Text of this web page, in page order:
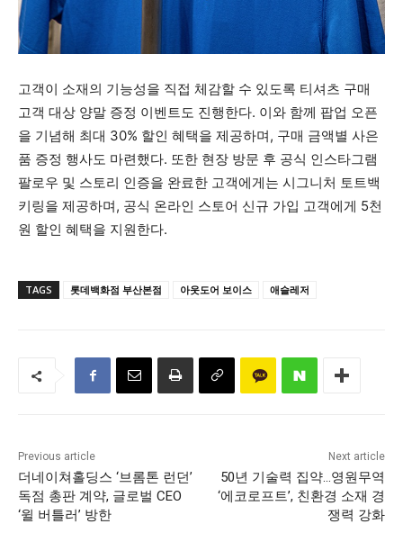
고객이 소재의 기능성을 직접 체감할 수 있도록 티셔츠 구매
고객 대상 양말 증정 이벤트도 진행한다. 이와 함께 팝업 오픈
을 기념해 최대 30% 할인 혜택을 제공하며, 구매 금액별 사은
품 증정 행사도 마련했다. 또한 현장 방문 후 공식 인스타그램
팔로우 및 스토리 인증을 완료한 고객에게는 시그니처 토트백
키링을 제공하며, 공식 온라인 스토어 신규 가입 고객에게 5천
원 할인 혜택을 지원한다.
TAGS 롯데백화점 부산본점 아웃도어 보이스 애슬레저
Previous article
더네이쳐홀딩스 ‘브롬톤 런던’
독점 총판 계약, 글로벌 CEO
‘윌 버틀러’ 방한
Next article
50년 기술력 집약…영원무역
‘에코로프트’, 친환경 소재 경
쟁력 강화